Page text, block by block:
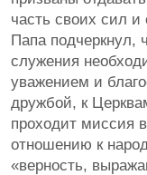
часть своих сил и
Папа подчеркнул,
служения
уважением и
дружбой, к
проходит миссия
отношению к
«верность,